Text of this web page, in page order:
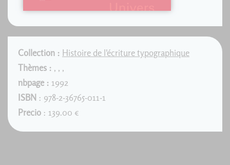
Collection : Histoire de l'écriture typographique
Thèmes : , , ,
nbpage : 1992
ISBN : 978-2-36765-011-1
Precio : 139.00 €